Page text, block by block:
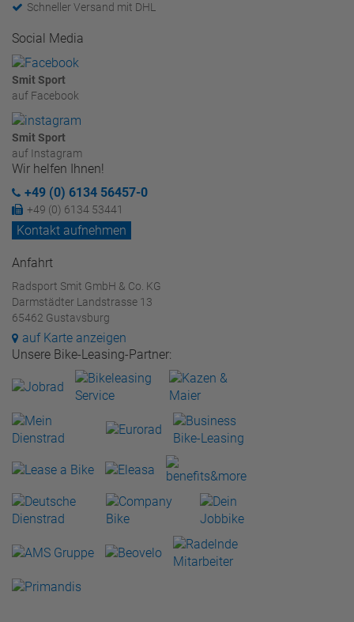
Schneller Versand mit DHL
Social Media
Smit Sport
auf Facebook
Smit Sport
auf Instagram
Wir helfen Ihnen!
+49 (0) 6134 56457-0
+49 (0) 6134 53441
Kontakt aufnehmen
Anfahrt
Radsport Smit GmbH & Co. KG
Darmstädter Landstrasse 13
65462 Gustavsburg
auf Karte anzeigen
Unsere Bike-Leasing-Partner: